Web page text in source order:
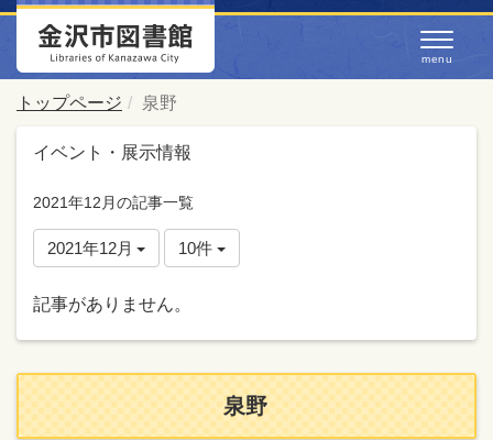
トップページ 泉野
イベント・展示情報
2021年12月の記事一覧
2021年12月 10件
記事がありません。
泉野